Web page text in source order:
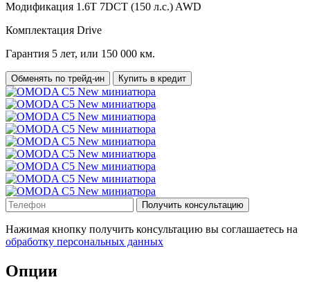
Модификация 1.6T 7DCT (150 л.с.) AWD
Комплектация Drive
Гарантия 5 лет, или 150 000 км.
Обменять по трейд-ин Купить в кредит
Получить консультацию
Нажимая кнопку получить консультацию вы соглашаетесь на
обработку персональных данных
Опции